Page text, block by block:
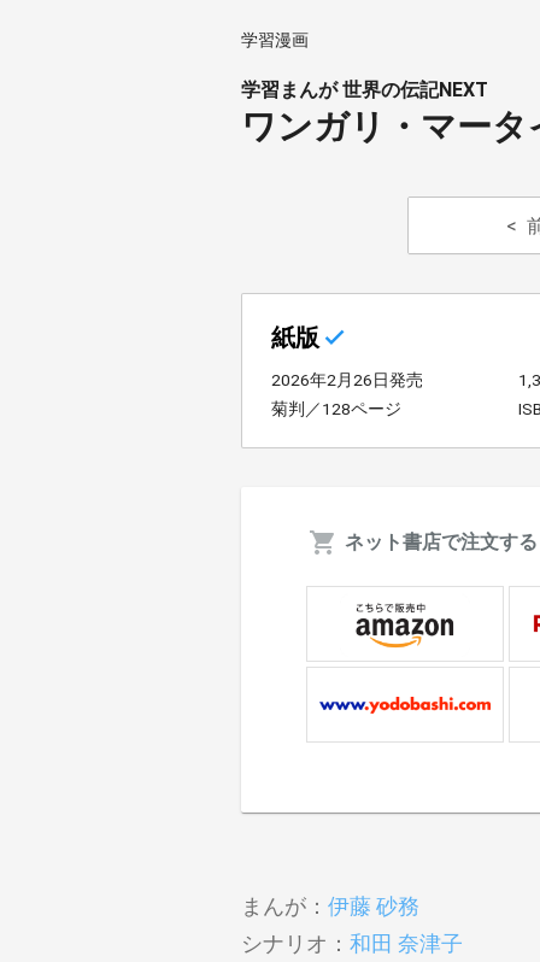
学習漫画
学習まんが 世界の伝記NEXT
ワンガリ・マータ
紙版
2026年2月26日発売
菊判／128ページ
ネット書店で注文する
まんが： 伊藤 砂務
シナリオ： 和田 奈津子